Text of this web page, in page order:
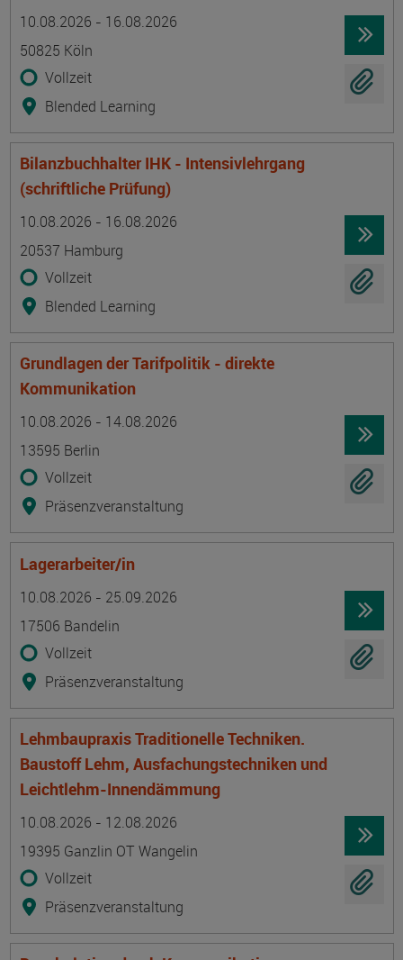
10.08.2026 - 16.08.2026
50825 Köln
Vollzeit
Blended Learning
Bilanzbuchhalter IHK - Intensivlehrgang
(schriftliche Prüfung)
10.08.2026 - 16.08.2026
20537 Hamburg
Vollzeit
Blended Learning
Grundlagen der Tarifpolitik - direkte
Kommunikation
10.08.2026 - 14.08.2026
13595 Berlin
Vollzeit
Präsenzveranstaltung
Lagerarbeiter/in
10.08.2026 - 25.09.2026
17506 Bandelin
Vollzeit
Präsenzveranstaltung
Lehmbaupraxis Traditionelle Techniken.
Baustoff Lehm, Ausfachungstechniken und
Leichtlehm-Innendämmung
10.08.2026 - 12.08.2026
19395 Ganzlin OT Wangelin
Vollzeit
Präsenzveranstaltung